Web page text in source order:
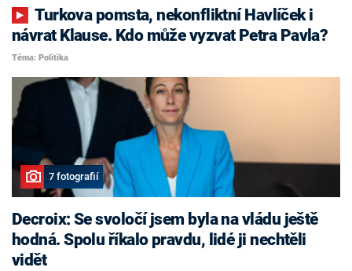
Turkova pomsta, nekonfliktní Havlíček i
návrat Klause. Kdo může vyzvat Petra Pavla?
Téma: Politika
7 fotografií
Decroix: Se svoločí jsem byla na vládu ještě
hodná. Spolu říkalo pravdu, lidé ji nechtěli
vidět